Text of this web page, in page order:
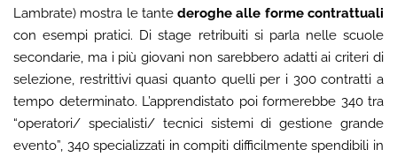
Lambrate) mostra le tantederoghe alle forme contrattuali
con esempi pratici. Di stage retribuiti si parla nelle scuole
secondarie, ma i più giovani non sarebbero adatti ai criteri di
selezione, restrittivi quasi quanto quelli per i 300 contratti a
tempo determinato. L’apprendistato poi formerebbe 340 tra
“operatori/ specialisti/ tecnici sistemi di gestione grande
evento”, 340 specializzati in compiti difficilmente spendibili in